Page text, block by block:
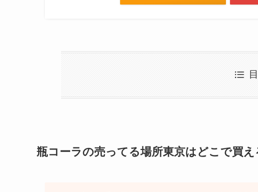
瓶コーラの売ってる場所東京はどこで買え